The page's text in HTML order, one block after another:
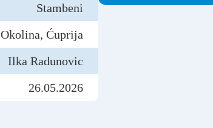
Stambeni
Okolina, Ćuprija
Ilka Radunovic
26.05.2026